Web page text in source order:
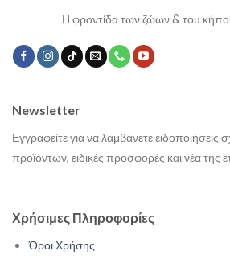
Η φροντίδα των ζώων & του
Χρήσιμες Πληροφορίες
Όροι Χρήσης
Newsletter
Εγγραφείτε για να λαμβάνετε ειδοποιήσεις
προϊόντων, ειδικές προσφορές και νέα της